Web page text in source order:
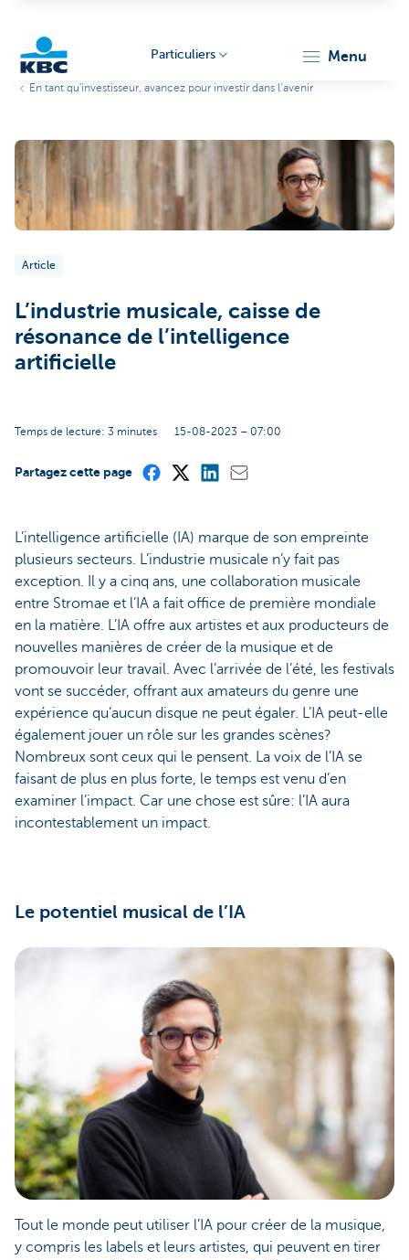
Particuliers menu
En tant qu'investisseur, avancez pour investir dans l’avenir
Article
L’industrie musicale, caisse de
résonance de l’intelligence
artificielle
Temps de lecture: 3 minutes 15-08-2023 – 07:00
Partagez cette page
L’intelligence artificielle (IA) marque de son empreinte
plusieurs secteurs. L’industrie musicale n’y fait pas
exception. Il y a cinq ans, une collaboration musicale
entre Stromae et l’IA a fait office de première mondiale
en la matière. L’IA offre aux artistes et aux producteurs de
nouvelles manières de créer de la musique et de
promouvoir leur travail. Avec l’arrivée de l’été, les festivals
vont se succéder, offrant aux amateurs du genre une
expérience qu’aucun disque ne peut égaler. L’IA peut-elle
également jouer un rôle sur les grandes scènes?
Nombreux sont ceux qui le pensent. La voix de l’IA se
faisant de plus en plus forte, le temps est venu d’en
examiner l’impact. Car une chose est sûre: l’IA aura
incontestablement un impact.
Le potentiel musical de l’IA
Tout le monde peut utiliser l’IA pour créer de la musique,
y compris les labels et leurs artistes, qui peuvent en tirer